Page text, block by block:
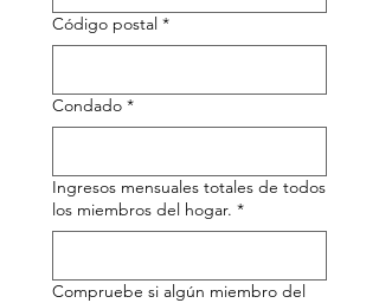
Código postal *
Condado *
Ingresos mensuales totales de todos
los miembros del hogar. *
Compruebe si algún miembro del